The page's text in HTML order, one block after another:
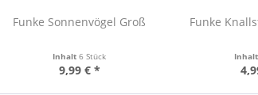
Funke Sonnenvögel Groß
Inhalt6 Stück
9,99 € *
Funke